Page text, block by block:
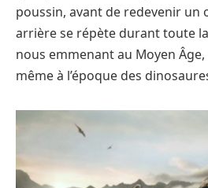
poussin, avant de redevenir un
arrière se répète durant toute
nous emmenant au Moyen
même à l’époque des